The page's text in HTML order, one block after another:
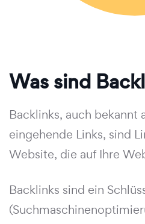
Was sind
Backlinks, auch bekannt
eingehende Links, sind
Website, die auf Ihre
Backlinks sind ein